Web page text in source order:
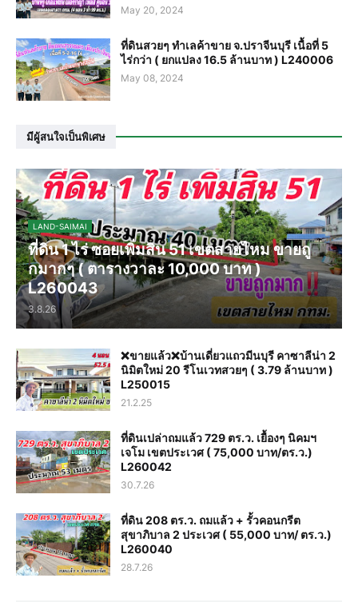
May 20, 2024
ที่ดินสวยๆ ทำเลค้าขาย จ.ปราจีนบุรี เนื้อที่ 5
ไร่กว่า ( ยกแปลง 16.5 ล้านบาท ) L240006
May 08, 2024
มีผู้สนใจเป็นพิเศษ
LAND-SAIMAI
ที่ดิน 1 ไร่ ซอยเพิ่มสิน 51 เขตสายไหม ขายถู
กมากๆ ( ตารางวาละ 10,000 บาท )
L260043
3.8.26
❌️ขายแล้ว❌️บ้านเดี่ยวแถวมีนบุรี คาซาลีน่า 2
นิมิตใหม่ 20 รีโนเวทสวยๆ ( 3.79 ล้านบาท )
L250015
21.2.25
ที่ดินเปล่าถมแล้ว 729 ตร.ว. เยื้องๆ นิคมฯ
เจโม เขตประเวศ ( 75,000 บาท/ตร.ว.)
L260042
30.7.26
ที่ดิน 208 ตร.ว. ถมแล้ว + รั้วคอนกรีต
สุขาภิบาล 2 ประเวศ ( 55,000 บาท/ ตร.ว.)
L260040
28.7.26